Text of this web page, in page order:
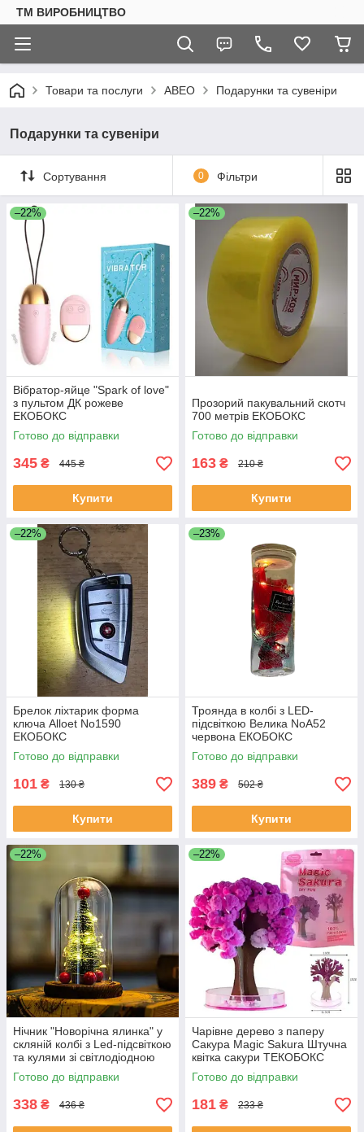
ТМ ВИРОБНИЦТВО
Товари та послуги АВЕО Подарунки та сувеніри
Подарунки та сувеніри
Сортування 0 Фільтри
–22%
Вібратор-яйце "Spark of love"
з пультом ДК рожеве
ЕКОБОКС
Готово до відправки
345 ₴ 445 ₴
Купити
–22%
Прозорий пакувальний скотч
700 метрів ЕКОБОКС
Готово до відправки
163 ₴ 210 ₴
Купити
–22%
Брелок ліхтарик форма
ключа Alloet No1590
ЕКОБОКС
Готово до відправки
101 ₴ 130 ₴
Купити
–23%
Троянда в колбі з LED-
підсвіткою Велика NoA52
червона ЕКОБОКС
Готово до відправки
389 ₴ 502 ₴
Купити
–22%
Нічник "Новорічна ялинка" у
скляній колбі з Led-підсвіткою
та кулями зі світлодіодною
гірляндою ЕКОБОКС
Готово до відправки
338 ₴ 436 ₴
–22%
Чарівне дерево з паперу
Сакура Magic Sakura Штучна
квітка сакури ТЕКОБОКС
Готово до відправки
181 ₴ 233 ₴